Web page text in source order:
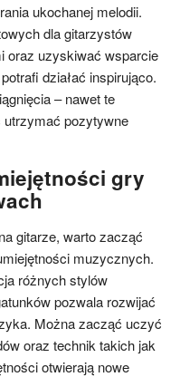
ukochanej melodii.
dla gitarzystów
oraz uzyskiwać wsparcie
działać inspirująco.
– nawet te
utrzymać pozytywne
gry
gitarze, warto zacząć
muzycznych.
różnych stylów
pozwala rozwijać
Można zacząć uczyć
oraz technik takich jak
otwierają nowe